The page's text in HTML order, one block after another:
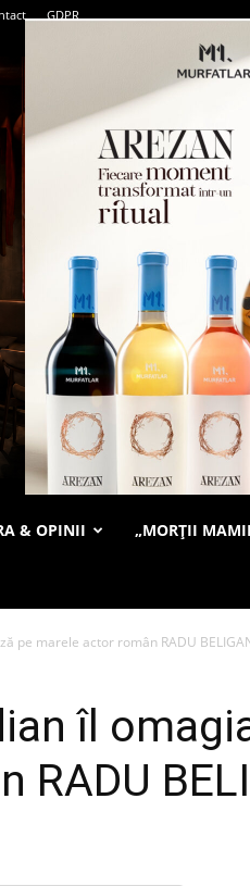
GDPR
& OPINII „MORȚII
pe marele actor român RADU
îl
RADU